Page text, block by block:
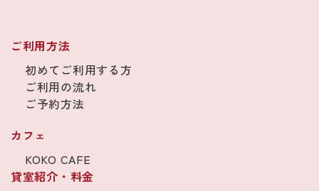
ご利用方法
初めてご利用する方
ご利用の流れ
ご予約方法
カフェ
KOKO CAFE
貸室紹介・料金